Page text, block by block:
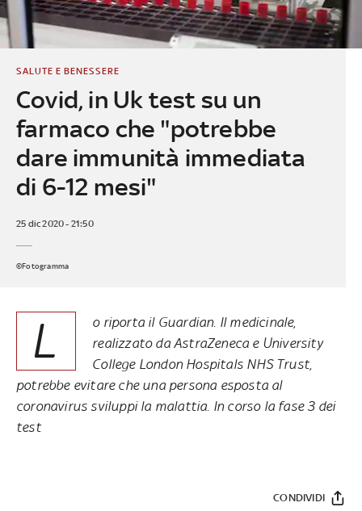
Covid, in Uk test su un
farmaco che "potrebbe
dare immunità immediata
di 6-12 mesi"
SALUTE E BENESSERE
25 dic 2020 - 21:50
©Fotogramma
L
o riporta il Guardian. Il medicinale,
realizzato da AstraZeneca e University
College London Hospitals NHS Trust,
potrebbe evitare che una persona esposta al
coronavirus sviluppi la malattia. In corso la fase 3 dei
test
CONDIVIDI